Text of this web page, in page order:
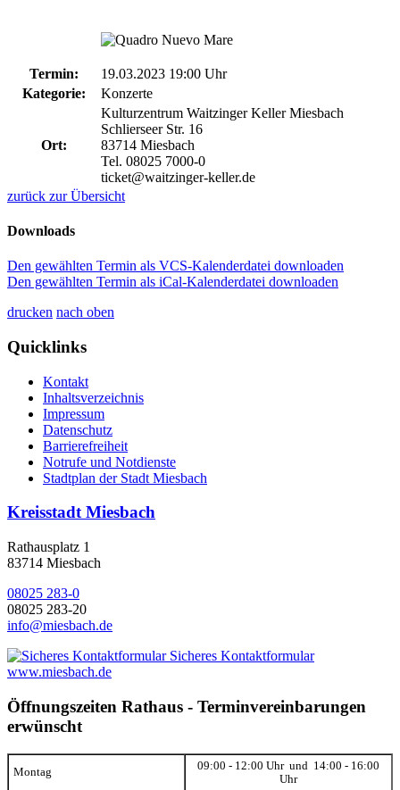
Termin:
19.03.2023 19:00 Uhr
Kategorie:
Konzerte
Ort:
Kulturzentrum Waitzinger Keller Miesbach
Schlierseer Str. 16
83714 Miesbach
Tel. 08025 7000-0
ticket@waitzinger-keller.de
zurück zur Übersicht
Downloads
Den gewählten Termin als VCS-Kalenderdatei downloaden
Den gewählten Termin als iCal-Kalenderdatei downloaden
drucken nach oben
Quicklinks
Kontakt
Inhaltsverzeichnis
Impressum
Datenschutz
Barrierefreiheit
Notrufe und Notdienste
Stadtplan der Stadt Miesbach
Kreisstadt Miesbach
Rathausplatz 1
83714 Miesbach
08025 283-0
08025 283-20
info@miesbach.de
Sicheres Kontaktformular
www.miesbach.de
Öffnungszeiten Rathaus - Terminvereinbarungen
erwünscht
Montag
09:00 - 12:00 Uhr und 14:00 - 16:00
Uhr